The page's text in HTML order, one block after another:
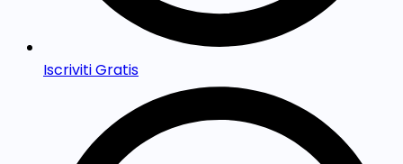
Iscriviti Gratis